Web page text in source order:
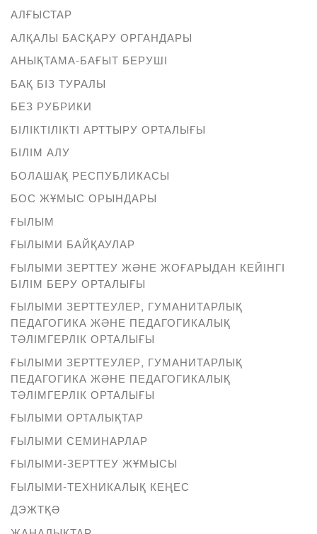
АЛҒЫСТАР
АЛҚАЛЫ БАСҚАРУ ОРГАНДАРЫ
АНЫҚТАМА-БАҒЫТ БЕРУШІ
БАҚ БІЗ ТУРАЛЫ
БЕЗ РУБРИКИ
БІЛІКТІЛІКТІ АРТТЫРУ ОРТАЛЫҒЫ
БІЛІМ АЛУ
БОЛАШАҚ РЕСПУБЛИКАСЫ
БОС ЖҰМЫС ОРЫНДАРЫ
ҒЫЛЫМ
ҒЫЛЫМИ БАЙҚАУЛАР
ҒЫЛЫМИ ЗЕРТТЕУ ЖӘНЕ ЖОҒАРЫДАН КЕЙІНГІ
БІЛІМ БЕРУ ОРТАЛЫҒЫ
ҒЫЛЫМИ ЗЕРТТЕУЛЕР, ГУМАНИТАРЛЫҚ
ПЕДАГОГИКА ЖӘНЕ ПЕДАГОГИКАЛЫҚ
ТӘЛІМГЕРЛІК ОРТАЛЫҒЫ
ҒЫЛЫМИ ЗЕРТТЕУЛЕР, ГУМАНИТАРЛЫҚ
ПЕДАГОГИКА ЖӘНЕ ПЕДАГОГИКАЛЫҚ
ТӘЛІМГЕРЛІК ОРТАЛЫҒЫ
ҒЫЛЫМИ ОРТАЛЫҚТАР
ҒЫЛЫМИ СЕМИНАРЛАР
ҒЫЛЫМИ-ЗЕРТТЕУ ЖҰМЫСЫ
ҒЫЛЫМИ-ТЕХНИКАЛЫҚ КЕҢЕС
ДЭЖТҚӘ